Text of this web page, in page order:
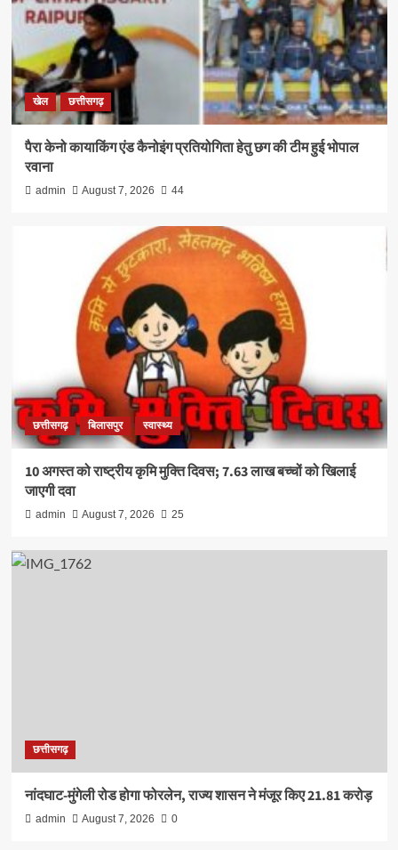
खेल छत्तीसगढ़
पैरा केनो कायाकिंग एंड कैनोइंग प्रतियोगिता हेतु छग की टीम हुई भोपाल
रवाना
admin August 7, 2026 44
छत्तीसगढ़ बिलासपुर स्वास्थ्य
10 अगस्त को राष्ट्रीय कृमि मुक्ति दिवस; 7.63 लाख बच्चों को खिलाई
जाएगी दवा
admin August 7, 2026 25
छत्तीसगढ़
नांदघाट-मुंगेली रोड होगा फोरलेन, राज्य शासन ने मंजूर किए 21.81 करोड़
admin August 7, 2026 0